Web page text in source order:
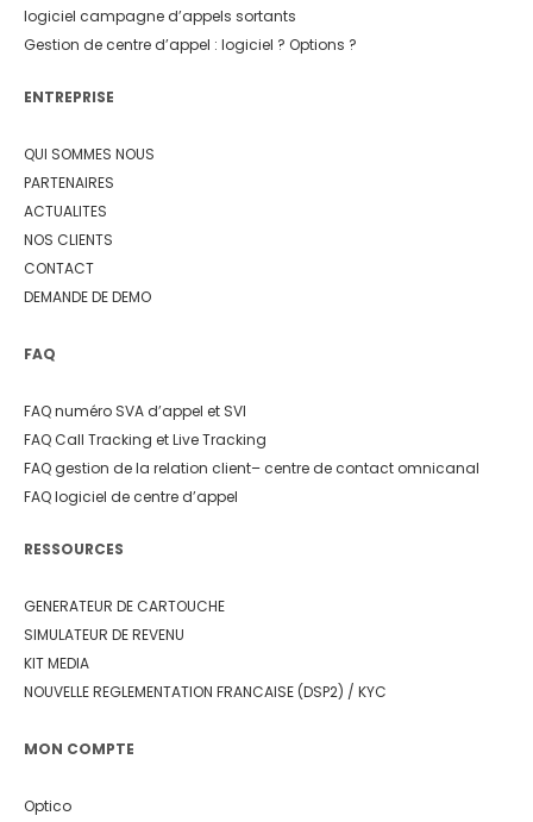
logiciel campagne d’appels sortants
Gestion de centre d’appel : logiciel ? Options ?
ENTREPRISE
QUI SOMMES NOUS
PARTENAIRES
ACTUALITES
NOS CLIENTS
CONTACT
DEMANDE DE DEMO
FAQ
FAQ numéro SVA d’appel et SVI
FAQ Call Tracking et Live Tracking
FAQ gestion de la relation client– centre de contact omnicanal
FAQ logiciel de centre d’appel
RESSOURCES
GENERATEUR DE CARTOUCHE
SIMULATEUR DE REVENU
KIT MEDIA
NOUVELLE REGLEMENTATION FRANCAISE (DSP2) / KYC
MON COMPTE
Optico